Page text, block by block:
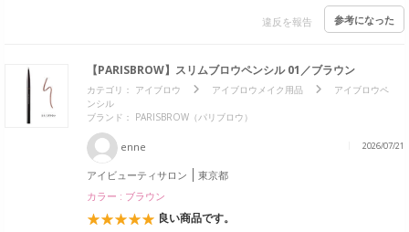
違反を報告 参考になった
【PARISBROW】スリムブロウペンシル 01／ブラウン
カテゴリ： アイブロウ アイブロウメイク用品
アイブロウペ
ンシル
ブランド： PARISBROW（パリブロウ）
enne 2026/07/21
アイビューティサロン
東京都
カラー : ブラウン
良い商品です。